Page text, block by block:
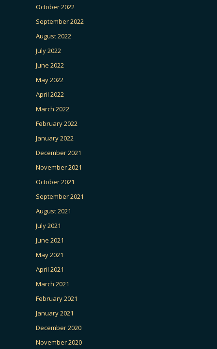
October 2022
September 2022
August 2022
July 2022
June 2022
May 2022
April 2022
March 2022
February 2022
January 2022
December 2021
November 2021
October 2021
September 2021
August 2021
July 2021
June 2021
May 2021
April 2021
March 2021
February 2021
January 2021
December 2020
November 2020